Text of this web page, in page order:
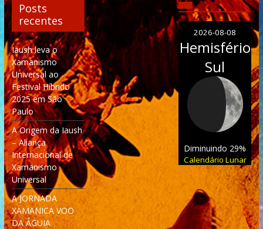
Posts
recentes
Iaush leva o
Xamanismo
Universal ao
Festival Híbrido
2025 em São
Paulo
A Origem da Iaush
– Aliança
Internacional de
Xamanismo
Universal
A JORNADA
XAMANICA VOO
DA ÁGUIA
2026-08-08
Hemisfério
Sul
Diminuindo 29%
Calendário Lunar